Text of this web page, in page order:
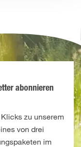
abonnieren
zu unserem
von drei
im